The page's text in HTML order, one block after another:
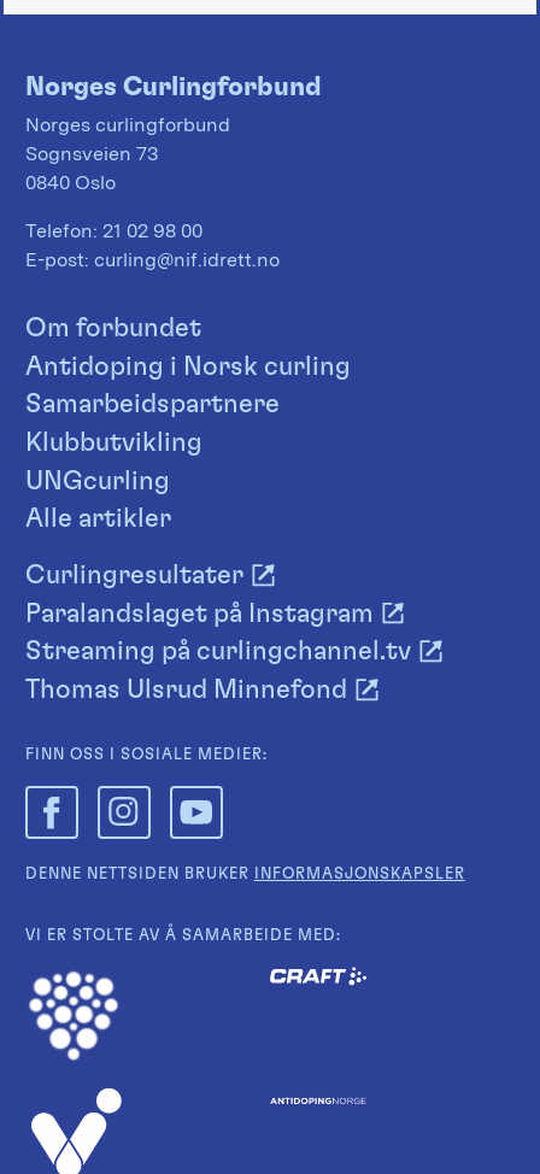
Norges Curlingforbund
Norges curlingforbund
Sognsveien 73
0840 Oslo
Telefon: 21 02 98 00
E-post: curling@nif.idrett.no
Om forbundet
Antidoping i Norsk curling
Samarbeidspartnere
Klubbutvikling
UNGcurling
Alle artikler
Curlingresultater
Paralandslaget på Instagram
Streaming på curlingchannel.tv
Thomas Ulsrud Minnefond
FINN OSS I SOSIALE MEDIER:
DENNE NETTSIDEN BRUKER INFORMASJONSKAPSLER
VI ER STOLTE AV Å SAMARBEIDE MED: